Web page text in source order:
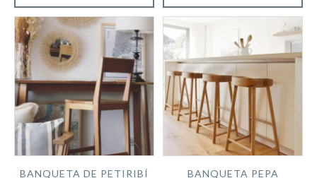
BANQUETA DE PETIRIBÍ BANQUETA PEPA